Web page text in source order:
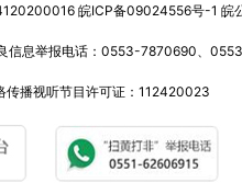
皖ICP备09024556号-1 皖
信息举报电话：0553-7870690、
传播视听节目许可证：112420023